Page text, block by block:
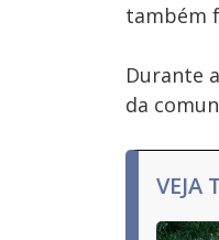
também
Durante
da
VEJA